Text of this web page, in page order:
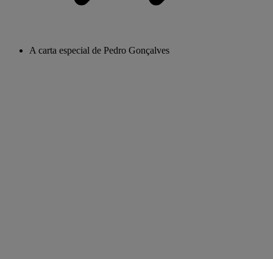
A carta especial de Pedro Gonçalves